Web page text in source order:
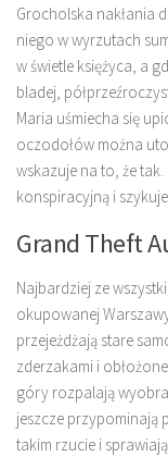
Grocholska nakłania
niego w wyrzutach
w świetle księżyca, a
bladej,
Maria uśmiecha się
oczodołów można
wskazuje na to, że
konspiracyjną i
Grand Theft
Najbardziej ze
okupowanej
przejeżdżają stare
zderzakami i
góry rozpalają
jeszcze przypominają
takim rzucie i